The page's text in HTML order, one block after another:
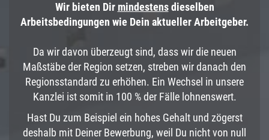
Wir bieten Dir mindestensdieselben
Arbeitsbedingungen wie Dein aktueller Arbeitgeber.
Da wir davon überzeugt sind, dass wir die neuen
Maßstäbe der Region setzen, streben wir danach den
Regionsstandard zu erhöhen. Ein Wechsel in unsere
Kanzlei ist somit in 100 % der Fälle lohnenswert.
Hast Du zum Beispiel ein hohes Gehalt und zögerst
deshalb mit Deiner Bewerbung, weil Du nicht von null